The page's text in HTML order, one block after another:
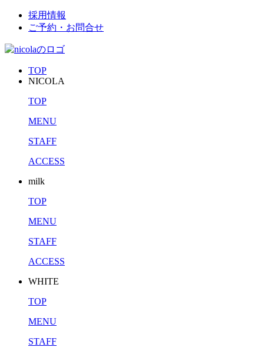
採用情報
ご予約・お問合せ
TOP
NICOLA
TOP
MENU
STAFF
ACCESS
milk
TOP
MENU
STAFF
ACCESS
WHITE
TOP
MENU
STAFF